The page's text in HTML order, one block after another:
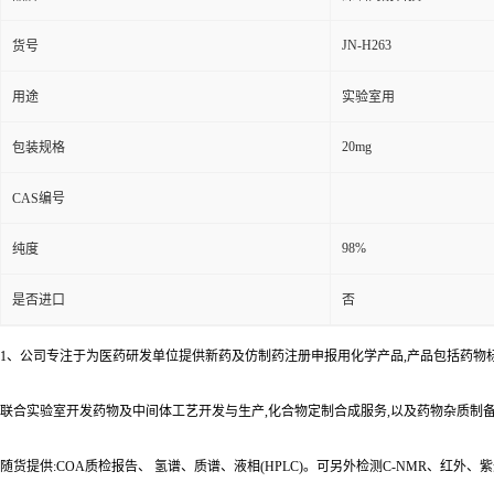
货号 JN-H263
用途 实验室用
包装规格 20mg
CAS编号
纯度 98%
是否进口 否
1、公司专注于为医药研发单位提供新药及仿制药注册申报用化学产品,产品包括药
联合实验室开发药物及中间体工艺开发与生产,化合物定制合成服务,以及药物杂质制
随货提供:COA质检报告、 氢谱、质谱、液相(HPLC)。可另外检测C-NMR、红外、